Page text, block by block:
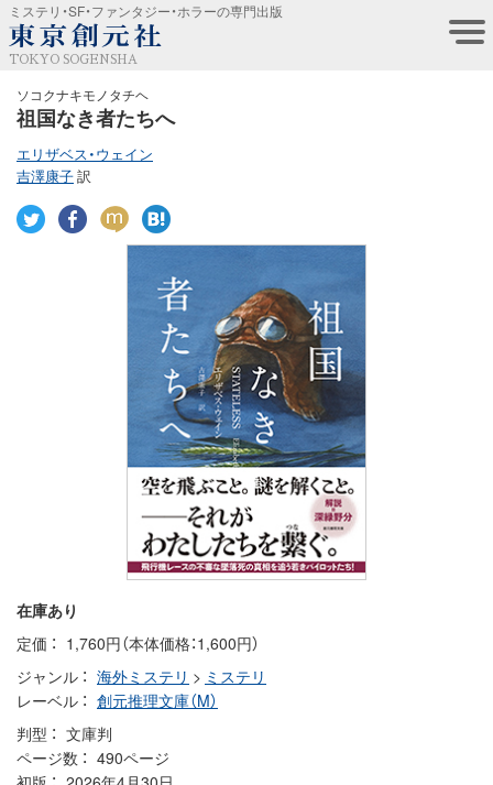
ミステリ・SF・ファンタジー・ホラーの専門出版
TOKYO SOGENSHA
ソコクナキモノタチヘ
祖国なき者たちへ
エリザベス・ウェイン
吉澤康子訳
在庫あり
定価
1,760円（本体価格：1,600円）
ジャンル
海外ミステリ > ミステリ
レーベル
創元推理文庫（M）
判型
文庫判
ページ数
490ページ